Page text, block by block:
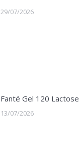
29/07/2026
Fanté Gel 120 Lactose
13/07/2026